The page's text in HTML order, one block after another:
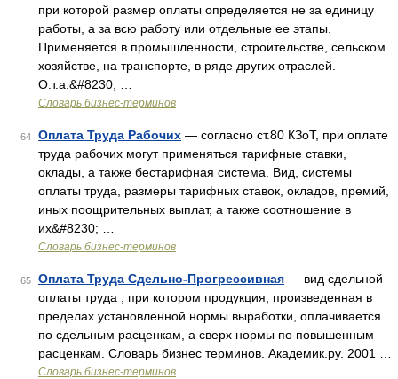
при которой размер оплаты определяется не за единицу
работы, а за всю работу или отдельные ее этапы.
Применяется в промышленности, строительстве, сельском
хозяйстве, на транспорте, в ряде других отраслей.
О.т.а.&#8230; …
Словарь бизнес-терминов
64 Оплата Труда Рабочих — согласно ст.80 КЗоТ, при оплате
труда рабочих могут применяться тарифные ставки,
оклады, а также бестарифная система. Вид, системы
оплаты труда, размеры тарифных ставок, окладов, премий,
иных поощрительных выплат, а также соотношение в
их&#8230; …
Словарь бизнес-терминов
65 Оплата Труда Сдельно-Прогрессивная — вид сдельной
оплаты труда , при котором продукция, произведенная в
пределах установленной нормы выработки, оплачивается
по сдельным расценкам, а сверх нормы по повышенным
расценкам. Словарь бизнес терминов. Академик.ру. 2001 …
Словарь бизнес-терминов